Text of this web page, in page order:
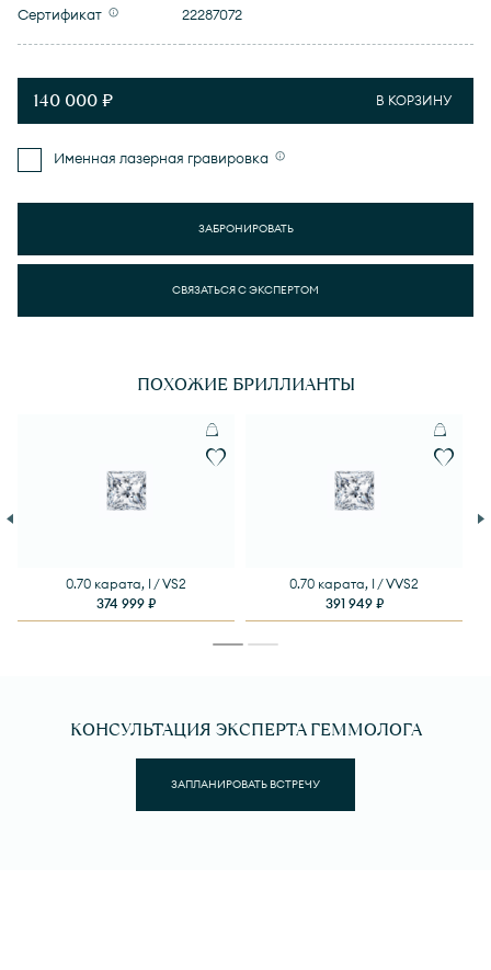
Сертификат 22287072
140 000 ₽ В КОРЗИНУ
Именная лазерная гравировка
ЗАБРОНИРОВАТЬ
СВЯЗАТЬСЯ С ЭКСПЕРТОМ
ПОХОЖИЕ БРИЛЛИАНТЫ
0.70 карата, I / VS2
374 999 ₽
0.70 карата, I / VVS2
391 949 ₽
КОНСУЛЬТАЦИЯ ЭКСПЕРТА ГЕММОЛОГА
ЗАПЛАНИРОВАТЬ ВСТРЕЧУ